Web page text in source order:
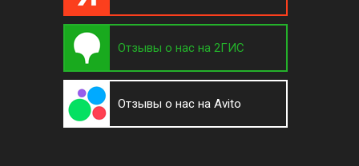
Отзывы о нас на 2ГИС
Отзывы о нас на Avito